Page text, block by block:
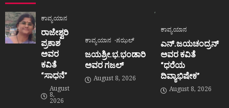
ಕಾವ್ಯಯಾನ
ರಾಜೇಶ್ವರಿ
ಪ್ರಕಾಶ
ಅವರ
ಕವಿತೆ
“ಸಾಧನೆ”
August
8,
2026
ಕಾವ್ಯಯಾನ ಗಝಲ್
ಜಯಶ್ರೀ.ಭ.ಭಂಡಾರಿ
ಅವರ ಗಜಲ್
August 8, 2026
ಕಾವ್ಯಯಾನ
ಎನ್.ಜಯಚಂದ್ರನ್
ಅವರ ಕವಿತೆ
“ಧರೆಯ
ದಿವ್ಯಾಭಿಷೇಕ”
August 8, 2026